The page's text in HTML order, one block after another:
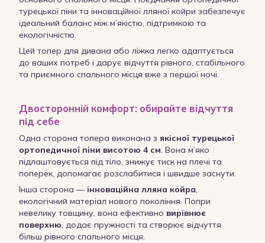
турецької піни та інноваційної лляної койри забезпечує
ідеальний баланс між м’якістю, підтримкою та
екологічністю.
Цей топер для дивана або ліжка легко адаптується
до ваших потреб і дарує відчуття рівного, стабільного
та приємного спального місця вже з першої ночі.
Двосторонній комфорт: обирайте відчуття
під себе
Одна сторона топера виконана з якісної турецької
ортопедичної піни висотою 4 см. Вона м’яко
підлаштовується під тіло, знижує тиск на плечі та
поперек, допомагає розслабитися і швидше заснути.
Інша сторона — інноваційна лляна койра,
екологічний матеріал нового покоління. Попри
невелику товщину, вона ефективно вирівнює
поверхню, додає пружності та створює відчуття
більш рівного спального місця.